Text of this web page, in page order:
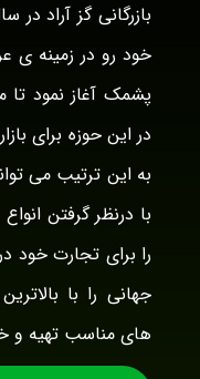
پشمک آغاز نمود تا
در این حوزه برای
به این ترتیب می
با درنظر گرفتن
را برای تجارت خود
جهانی را با
های مناسب تهیه و